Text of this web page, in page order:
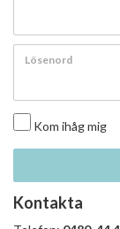
Lösenord
Kom ihåg mig
Kontakta